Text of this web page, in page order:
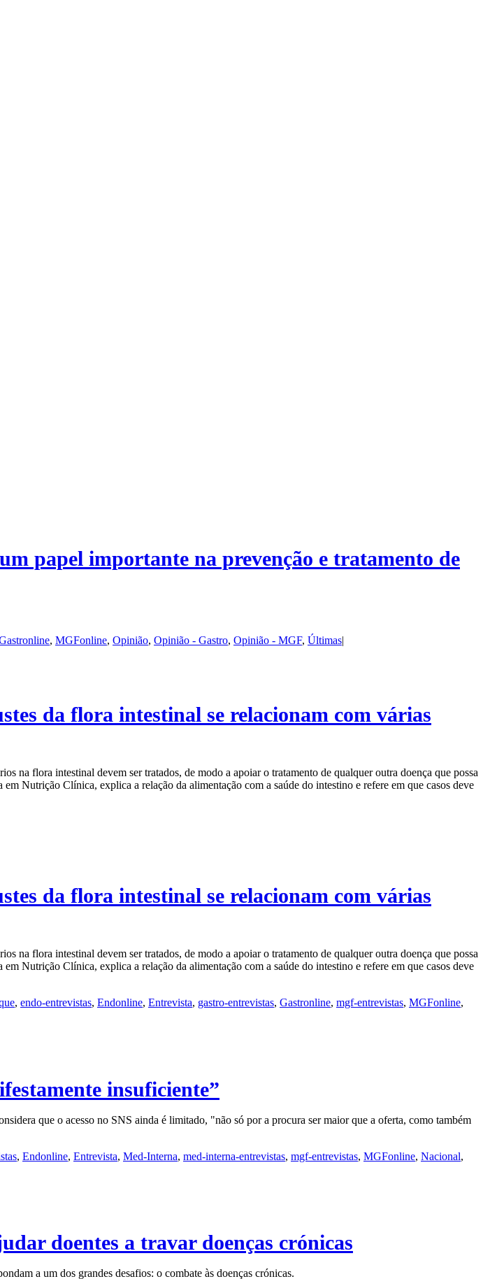
papel importante na prevenção e tratamento de
, MGFonline, Opinião, Opinião - Gastro, Opinião - MGF, Últimas|
da flora intestinal se relacionam com várias
na flora intestinal devem ser tratados, de modo a apoiar o tratamento de qualquer outra doença que possa
Nutrição Clínica, explica a relação da alimentação com a saúde do intestino e refere em que casos deve
da flora intestinal se relacionam com várias
na flora intestinal devem ser tratados, de modo a apoiar o tratamento de qualquer outra doença que possa
Nutrição Clínica, explica a relação da alimentação com a saúde do intestino e refere em que casos deve
, endo-entrevistas, Endonline, Entrevista, gastro-entrevistas, Gastronline, mgf-entrevistas, MGFonline,
insuficiente”
que o acesso no SNS ainda é limitado, "não só por a procura ser maior que a oferta, como também
, Endonline, Entrevista, Med-Interna, med-interna-entrevistas, mgf-entrevistas, MGFonline, Nacional,
doentes a travar doenças crónicas
a um dos grandes desafios: o combate às doenças crónicas.